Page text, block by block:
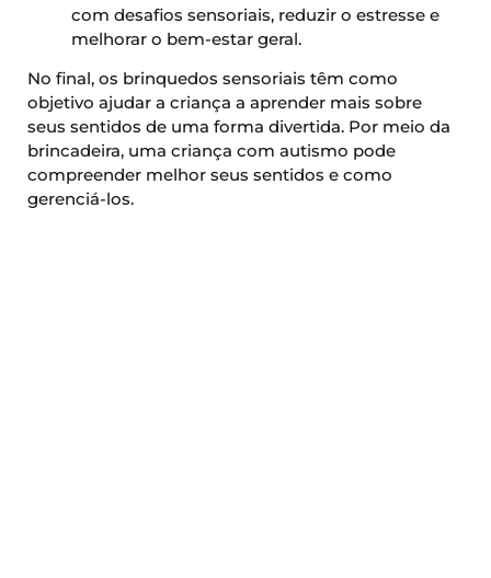
com desafios sensoriais, reduzir o estresse e
melhorar o bem-estar geral.
No final, os brinquedos sensoriais têm como
objetivo ajudar a criança a aprender mais sobre
seus sentidos de uma forma divertida. Por meio da
brincadeira, uma criança com autismo pode
compreender melhor seus sentidos e como
gerenciá-los.